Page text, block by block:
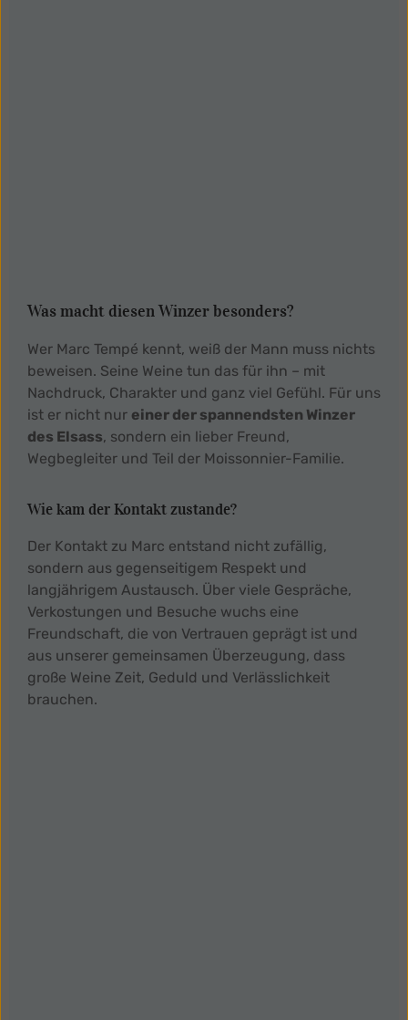
Was macht diesen Winzer besonders?
Wer Marc Tempé kennt, weiß der Mann muss nichts
beweisen. Seine Weine tun das für ihn – mit
Nachdruck, Charakter und ganz viel Gefühl. Für uns
ist er nicht nur einer der spannendsten Winzer
des Elsass, sondern ein lieber Freund,
Wegbegleiter und Teil der Moissonnier-Familie.
Wie kam der Kontakt zustande?
Der Kontakt zu Marc entstand nicht zufällig,
sondern aus gegenseitigem Respekt und
langjährigem Austausch. Über viele Gespräche,
Verkostungen und Besuche wuchs eine
Freundschaft, die von Vertrauen geprägt ist und
aus unserer gemeinsamen Überzeugung, dass
große Weine Zeit, Geduld und Verlässlichkeit
brauchen.